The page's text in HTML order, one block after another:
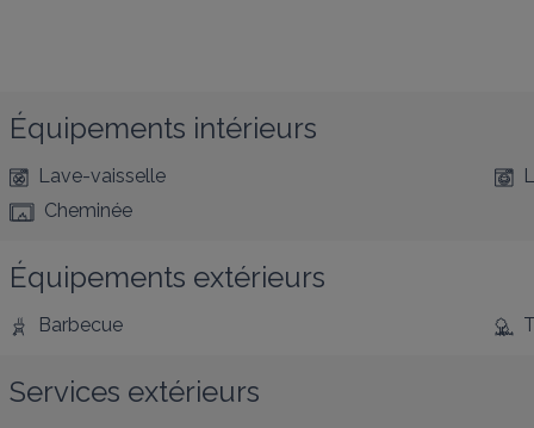
Équipements intérieurs
Lave-vaisselle
Cheminée
Équipements extérieurs
Barbecue
Services extérieurs